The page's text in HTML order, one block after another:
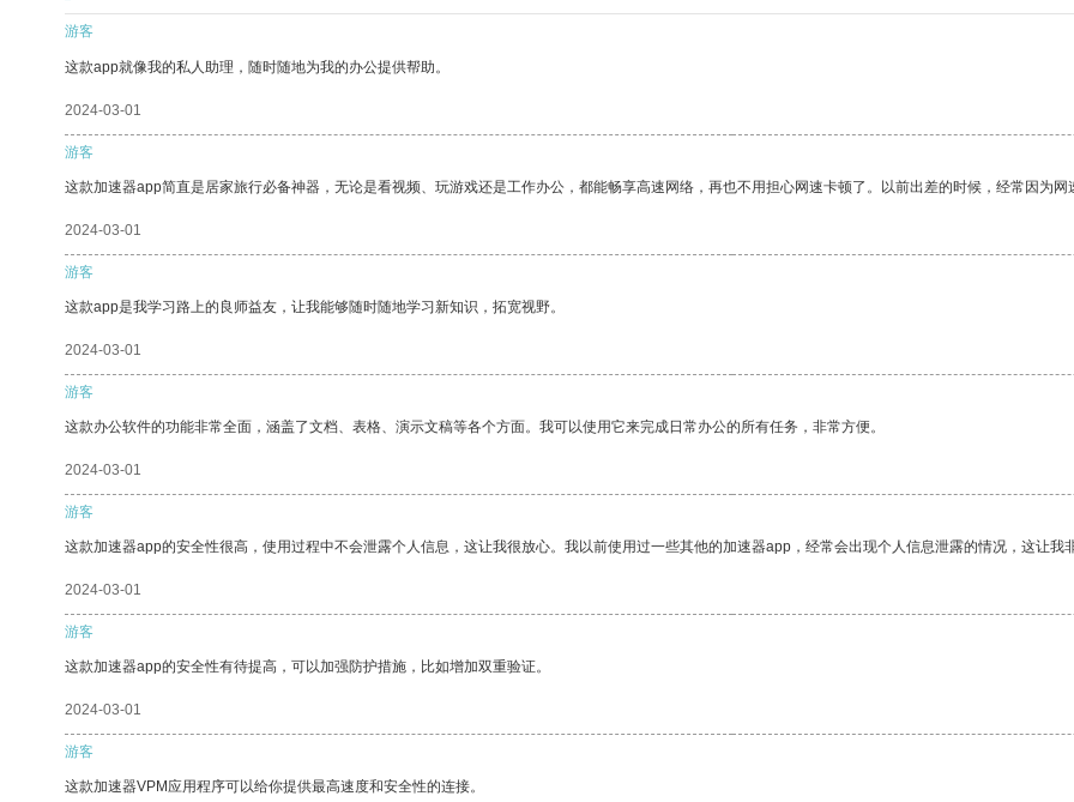
游客
这款app就像我的私人助理，随时随地为我的办公提供帮助。
2024-03-01
游客
这款加速器app简直是居家旅行必备神器，无论是看视频、玩游戏还是工作办公，都能畅享高速网络，再也不用担心网速卡顿了。以前出差的时候，经常因为
2024-03-01
游客
这款app是我学习路上的良师益友，让我能够随时随地学习新知识，拓宽视野。
2024-03-01
游客
这款办公软件的功能非常全面，涵盖了文档、表格、演示文稿等各个方面。我可以使用它来完成日常办公的所有任务，非常方便。
2024-03-01
游客
这款加速器app的安全性很高，使用过程中不会泄露个人信息，这让我很放心。我以前使用过一些其他的加速器app，经常会出现个人信息泄露的情况，这让我
2024-03-01
游客
这款加速器app的安全性有待提高，可以加强防护措施，比如增加双重验证。
2024-03-01
游客
这款加速器VPM应用程序可以给你提供最高速度和安全性的连接。